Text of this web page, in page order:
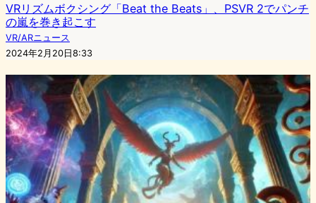
VRリズムボクシング「Beat the Beats」、PSVR 2でパンチ
の嵐を巻き起こす
VR/ARニュース
2024年2月20日8:33